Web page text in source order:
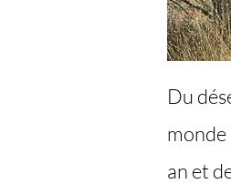
Du
monde
an et